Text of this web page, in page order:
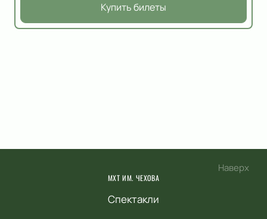
Купить билеты
Наверх
МХТ ИМ. ЧЕХОВА
Спектакли